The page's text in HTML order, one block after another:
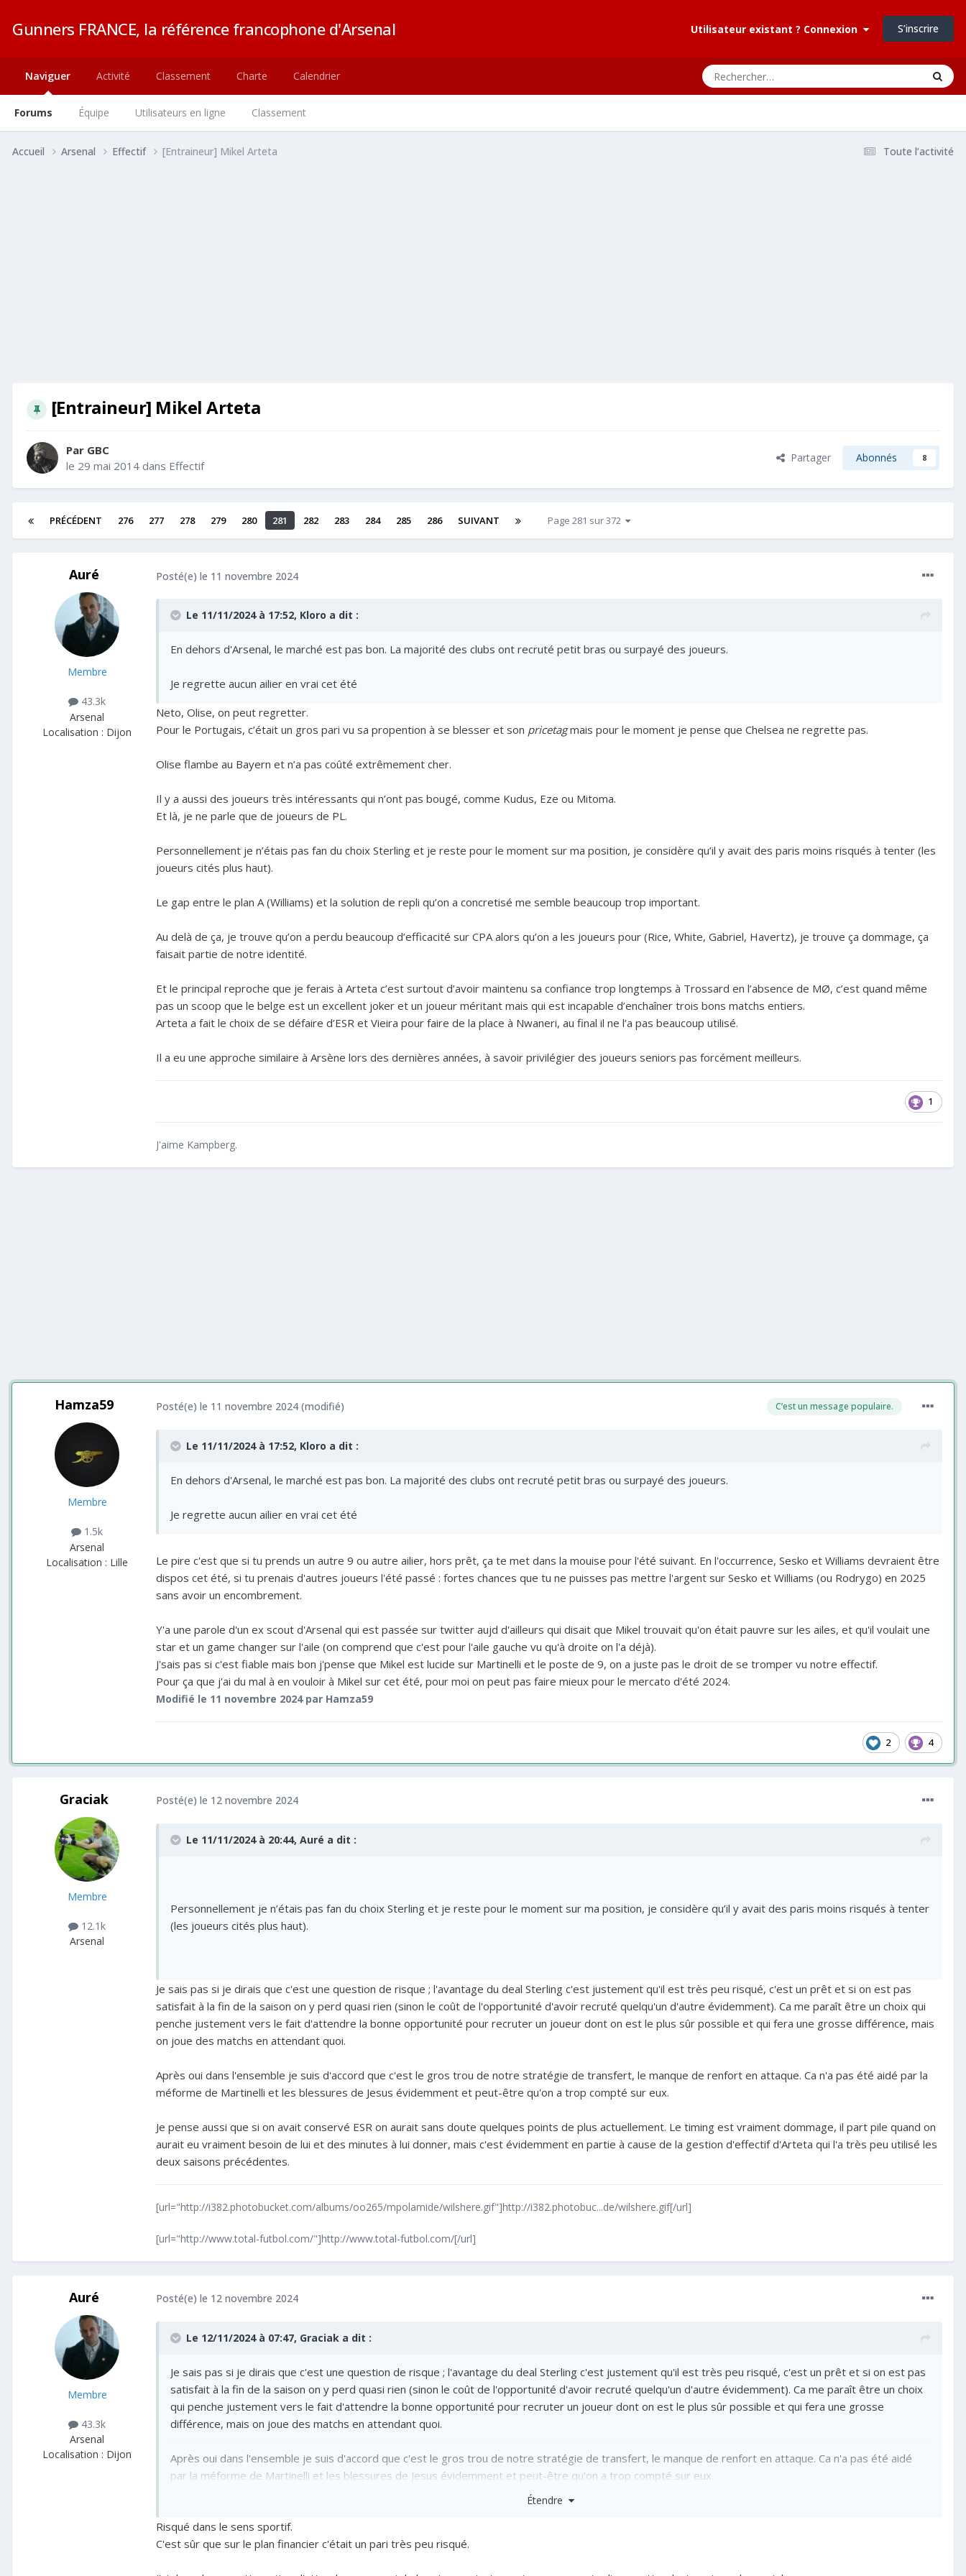
Gunners FRANCE, la référence francophone d'Arsenal Utilisateur existant ? Connexion S’inscrire
Naviguer
Forums Équipe Utilisateurs en ligne Classement
Activité Classement Charte Calendrier
Toute l’activité
Accueil Arsenal Effectif [Entraineur] Mikel Arteta
[Entraineur] Mikel Arteta
Par GBC
le 29 mai 2014 dans Effectif
Partager Abonnés 8
PRÉCÉDENT 276 277 278 279 280 281 282 283 284 285 286 SUIVANT Page 281 sur 372
Auré
Membre
43.3k
Arsenal
Localisation : Dijon
Posté(e) le 11 novembre 2024
Le 11/11/2024 à 17:52, Kloro a dit :
En dehors d'Arsenal, le marché est pas bon. La majorité des clubs ont recruté petit bras ou surpayé des joueurs.
Je regrette aucun ailier en vrai cet été
Neto, Olise, on peut regretter.
Pour le Portugais, c’était un gros pari vu sa propention à se blesser et son pricetagmais pour le moment je pense que Chelsea ne regrette pas.
Olise flambe au Bayern et n’a pas coûté extrêmement cher.
Il y a aussi des joueurs très intéressants qui n’ont pas bougé, comme Kudus, Eze ou Mitoma.
Et là, je ne parle que de joueurs de PL.
Personnellement je n’étais pas fan du choix Sterling et je reste pour le moment sur ma position, je considère qu’il y avait des paris moins risqués à tenter (les
joueurs cités plus haut).
Le gap entre le plan A (Williams) et la solution de repli qu’on a concretisé me semble beaucoup trop important.
Au delà de ça, je trouve qu’on a perdu beaucoup d’efficacité sur CPA alors qu’on a les joueurs pour (Rice, White, Gabriel, Havertz), je trouve ça dommage, ça
faisait partie de notre identité.
Et le principal reproche que je ferais à Arteta c’est surtout d’avoir maintenu sa confiance trop longtemps à Trossard en l’absence de MØ, c’est quand même
pas un scoop que le belge est un excellent joker et un joueur méritant mais qui est incapable d’enchaîner trois bons matchs entiers.
Arteta a fait le choix de se défaire d’ESR et Vieira pour faire de la place à Nwaneri, au final il ne l’a pas beaucoup utilisé.
Il a eu une approche similaire à Arsène lors des dernières années, à savoir privilégier des joueurs seniors pas forcément meilleurs.
1
J'aime Kampberg.
Hamza59
Membre
1.5k
Arsenal
Localisation : Lille
C’est un message populaire.
Posté(e) le 11 novembre 2024 (modifié)
Le 11/11/2024 à 17:52, Kloro a dit :
En dehors d'Arsenal, le marché est pas bon. La majorité des clubs ont recruté petit bras ou surpayé des joueurs.
Je regrette aucun ailier en vrai cet été
Le pire c'est que si tu prends un autre 9 ou autre ailier, hors prêt, ça te met dans la mouise pour l'été suivant. En l'occurrence, Sesko et Williams devraient être
dispos cet été, si tu prenais d'autres joueurs l'été passé : fortes chances que tu ne puisses pas mettre l'argent sur Sesko et Williams (ou Rodrygo) en 2025
sans avoir un encombrement.
Y'a une parole d'un ex scout d'Arsenal qui est passée sur twitter aujd d'ailleurs qui disait que Mikel trouvait qu'on était pauvre sur les ailes, et qu'il voulait une
star et un game changer sur l'aile (on comprend que c'est pour l'aile gauche vu qu'à droite on l'a déjà).
J'sais pas si c'est fiable mais bon j'pense que Mikel est lucide sur Martinelli et le poste de 9, on a juste pas le droit de se tromper vu notre effectif.
Pour ça que j'ai du mal à en vouloir à Mikel sur cet été, pour moi on peut pas faire mieux pour le mercato d'été 2024.
Modifié le 11 novembre 2024par Hamza59
2 4
Graciak
Membre
12.1k
Arsenal
Posté(e) le 12 novembre 2024
Le 11/11/2024 à 20:44, Auré a dit :
Personnellement je n’étais pas fan du choix Sterling et je reste pour le moment sur ma position, je considère qu’il y avait des paris moins risqués à tenter
(les joueurs cités plus haut).
Je sais pas si je dirais que c'est une question de risque ; l'avantage du deal Sterling c'est justement qu'il est très peu risqué, c'est un prêt et si on est pas
satisfait à la fin de la saison on y perd quasi rien (sinon le coût de l'opportunité d'avoir recruté quelqu'un d'autre évidemment). Ca me paraît être un choix qui
penche justement vers le fait d'attendre la bonne opportunité pour recruter un joueur dont on est le plus sûr possible et qui fera une grosse différence, mais
on joue des matchs en attendant quoi.
Après oui dans l'ensemble je suis d'accord que c'est le gros trou de notre stratégie de transfert, le manque de renfort en attaque. Ca n'a pas été aidé par la
méforme de Martinelli et les blessures de Jesus évidemment et peut-être qu'on a trop compté sur eux.
Je pense aussi que si on avait conservé ESR on aurait sans doute quelques points de plus actuellement. Le timing est vraiment dommage, il part pile quand on
aurait eu vraiment besoin de lui et des minutes à lui donner, mais c'est évidemment en partie à cause de la gestion d'effectif d'Arteta qui l'a très peu utilisé les
deux saisons précédentes.
[url="http://i382.photobucket.com/albums/oo265/mpolamide/wilshere.gif"]http://i382.photobuc...de/wilshere.gif[/url]
[url="http://www.total-futbol.com/"]http://www.total-futbol.com/[/url]
Auré
Membre
43.3k
Arsenal
Localisation : Dijon
Posté(e) le 12 novembre 2024
Le 12/11/2024 à 07:47, Graciak a dit :
Je sais pas si je dirais que c'est une question de risque ; l'avantage du deal Sterling c'est justement qu'il est très peu risqué, c'est un prêt et si on est pas
satisfait à la fin de la saison on y perd quasi rien (sinon le coût de l'opportunité d'avoir recruté quelqu'un d'autre évidemment). Ca me paraît être un choix
qui penche justement vers le fait d'attendre la bonne opportunité pour recruter un joueur dont on est le plus sûr possible et qui fera une grosse
différence, mais on joue des matchs en attendant quoi.
Après oui dans l'ensemble je suis d'accord que c'est le gros trou de notre stratégie de transfert, le manque de renfort en attaque. Ca n'a pas été aidé
par la méforme de Martinelli et les blessures de Jesus évidemment et peut-être qu'on a trop compté sur eux.
quand on aurait eu vraiment besoin de lui et des minutes à lui donner, mais c'est évidemment en partie à cause de la gestion d'effectif d'Arteta qui l'a très
peu utilisé les deux saisons précédentes.
Étendre
Risqué dans le sens sportif.
C'est sûr que sur le plan financier c'était un pari très peu risqué.